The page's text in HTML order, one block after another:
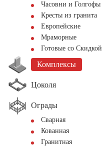
Часовни и Голгофы
Кресты из гранита
Европейские
Мраморные
Готовые со Скидкой
Комплексы
Цоколя
Ограды
Сварная
Кованная
Гранитная